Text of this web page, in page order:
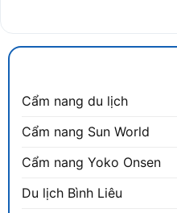
Cẩm nang du lịch
Cẩm nang Sun World
Cẩm nang Yoko Onsen
Du lịch Bình Liêu